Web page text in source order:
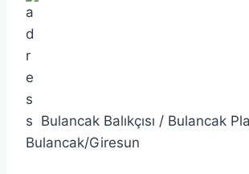
Bulancak Balıkçısı / Bulancak
Bulancak/Giresun